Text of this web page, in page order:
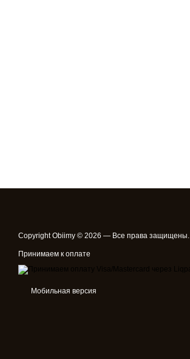
Copyright Obiimy © 2026 — Все права защищены.
Принимаем к оплате
Мобильная версия